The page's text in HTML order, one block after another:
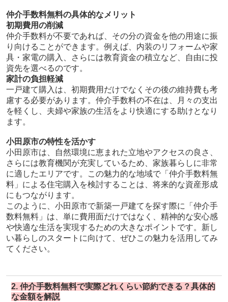
仲介手数料無料の具体的なメリット
初期費用の削減
仲介手数料が不要であれば、その分の資金を他の用途に振
り向けることができます。例えば、内装のリフォームや家
具・家電の購入、さらには教育資金の積立など、自由に投
資先を選べるのです。
家計の負担軽減
一戸建て購入は、初期費用だけでなくその後の維持費も考
慮する必要があります。仲介手数料の不在は、月々の支出
を軽くし、夫婦や家族の生活をより快適にする助けとなり
ます。
小田原市の特性を活かす
小田原市は、自然環境に恵まれた立地やアクセスの良さ、
さらには教育機関が充実しているため、家族暮らしに非常
に適したエリアです。この魅力的な地域で「仲介手数料無
料」による住宅購入を検討することは、将来的な資産形成
にもつながります。
このように、小田原市で新築一戸建てを探す際に「仲介手
数料無料」は、単に費用面だけではなく、精神的な安心感
や快適な生活を実現するための大きなポイントです。新し
い暮らしのスタートに向けて、ぜひこの魅力を活用してみ
てください。
2. 仲介手数料無料で実際どれくらい節約できる？具体的
な金額を解説